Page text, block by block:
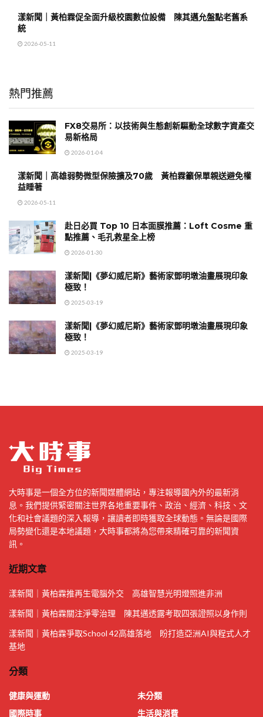
漾新聞｜黃柏霖促全面升級校園數位設備 陳其邁允盤點老舊系
統
2026-05-11
熱門推薦
FX8交易所：以技術與生態創新驅動全球數字資產交
易新格局
2026-01-04
漾新聞｜高雄弱勢微型保險擴及70歲 黃柏霖籲保單親送避免權
益睡著
2026-05-11
赴日必買 Top 10 日本面膜推薦：Loft Cosme 重
點推薦、毛孔救星全上榜
2026-01-30
漾新聞|《夢幻威尼斯》藝術家鄧明墩油畫展現印象
極致！
2025-03-19
漾新聞|《夢幻威尼斯》藝術家鄧明墩油畫展現印象
極致！
2025-03-19
大時事是一個全方位的新聞媒體網站，專注報導國內外的最新消
息。我們提供緊密關注世界各地重要事件、政治、經濟、科技、文
化和社會議題的深入報導，讓讀者即時獲取全球動態。無論是國際
局勢變化還是本地議題，大時事都將為您帶來精確可靠的新聞資
訊。
近期文章
漾新聞｜黃柏霖推再生電腦外交 高雄智慧光明燈照進非洲
漾新聞｜黃柏霖關注淨零治理 陳其邁透露考取四張證照以身作則
漾新聞｜黃柏霖爭取School 42高雄落地 盼打造亞洲AI與程式人才
基地
分類
健康與運動
國際時事
未分類
生活與消費